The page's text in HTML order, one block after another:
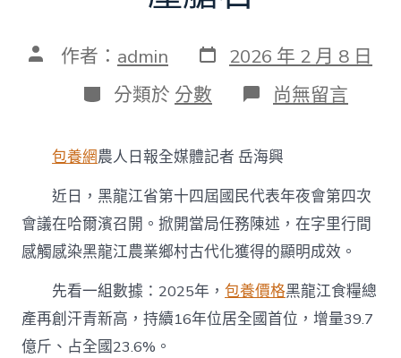
文 作者： admin 發
表
日
期
2026 年 2 月 8 日
分
類
分類於 分數 在
〈黑
江：
當
台
包
養
經
驗
保
護
國
尚無留言
包養網農人日報全媒體記者 岳海興
近日，黑龍江省第十四屆國民代表年夜會第四次
會議在哈爾濱召開。掀開當局任務陳述，在字里行間
感觸感染黑龍江農業鄉村古代化獲得的顯明成效。
先看一組數據：2025年，包養價格黑龍江食糧總
產再創汗青新高，持續16年位居全國首位，增量39.7
億斤、占全國23.6%。